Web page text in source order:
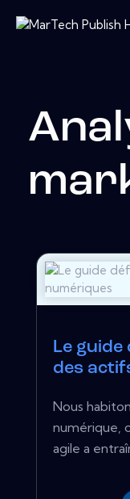
Le
des
Nous
numérique,
agile a